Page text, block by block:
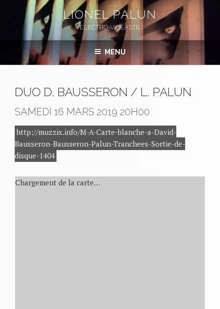
contenu
principal
LIONEL PALUN
ELECTRO-VIDÉASTE
MENU
DUO D. BAUSSERON / L. PALUN
SAMEDI 16 MARS 2019 20H00
http://muzzix.info/M-A-Carte-blanche-a-David-
Bausseron-Bausseron-Palun-Tranchees-Sortie-de-
disque-1404
Chargement de la carte…